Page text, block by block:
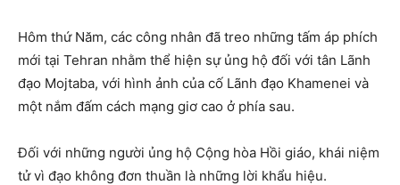
Hôm thứ Năm, các công nhân đã treo những tấm áp phích
mới tại Tehran nhằm thể hiện sự ủng hộ đối với tân Lãnh
đạo Mojtaba, với hình ảnh của cố Lãnh đạo Khamenei và
một nắm đấm cách mạng giơ cao ở phía sau.
Đối với những người ủng hộ Cộng hòa Hồi giáo, khái niệm
tử vì đạo không đơn thuần là những lời khẩu hiệu.